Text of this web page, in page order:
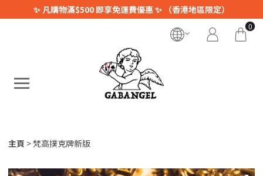
✨ 凡購物滿$500 即享免運費優惠 ✨ （香港地區限定）
0
主頁 梵高撲克牌新版